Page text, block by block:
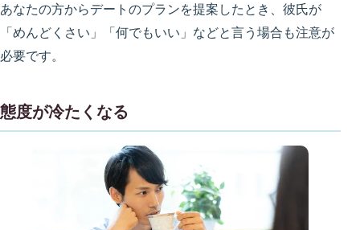
あなたの方からデートのプランを提案したとき、彼氏が
「めんどくさい」「何でもいい」などと言う場合も注意が
必要です。
態度が冷たくなる